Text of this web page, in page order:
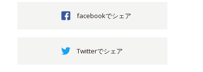
facebookでシェア
Twitterでシェア